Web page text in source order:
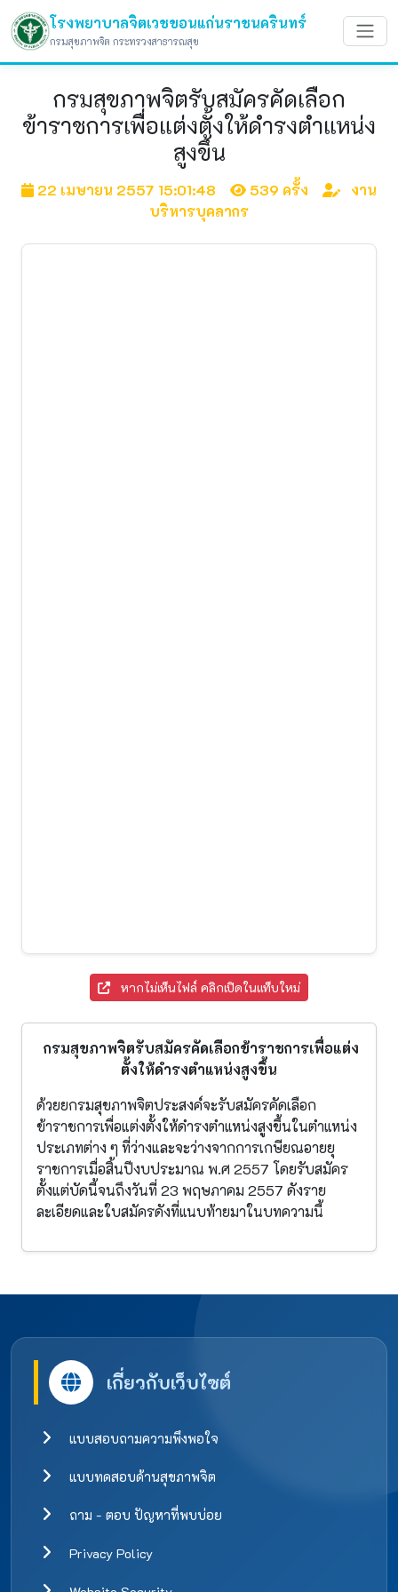
โรงพยาบาลจิตเวชขอนแก่นราชนครินทร์
กรมสุขภาพจิต กระทรวงสาธารณสุข
กรมสุขภาพจิตรับสมัครคัดเลือก
ข้าราชการเพื่อแต่งตั้งให้ดำรงตำแหน่ง
สูงขึ้น
22 เมษายน 2557 15:01:48 539 ครั้ง
งาน
บริหารบุคลากร
หากไม่เห็นไฟล์ คลิกเปิดในแท็บใหม่
กรมสุขภาพจิตรับสมัครคัดเลือกข้าราชการเพื่อแต่ง
ตั้งให้ดำรงตำแหน่งสูงขึ้น
ด้วยยกรมสุขภาพจิตประสงค์จะรับสมัครคัดเลือก
ข้าราชการเพื่อแต่งตั้งให้ดำรงตำแหน่งสูงขึ้นในตำแหน่ง
ประเภทต่าง ๆ ที่ว่างและจะว่างจากการเกษียณอายยุ
ราชการเมื่อสิ้นปีงบประมาณ พ.ศ 2557 โดยรับสมัคร
ตั้งแต่บัดนี้จนถึงวันที่ 23 พฤษภาคม 2557 ดังราย
ละเอียดและใบสมัครดังที่แนบท้ายมาในบทความนี้
เกี่ยวกับเว็บไซต์
แบบสอบถามความพึงพอใจ
แบบทดสอบด้านสุขภาพจิต
ถาม - ตอบ ปัญหาที่พบบ่อย
Privacy Policy